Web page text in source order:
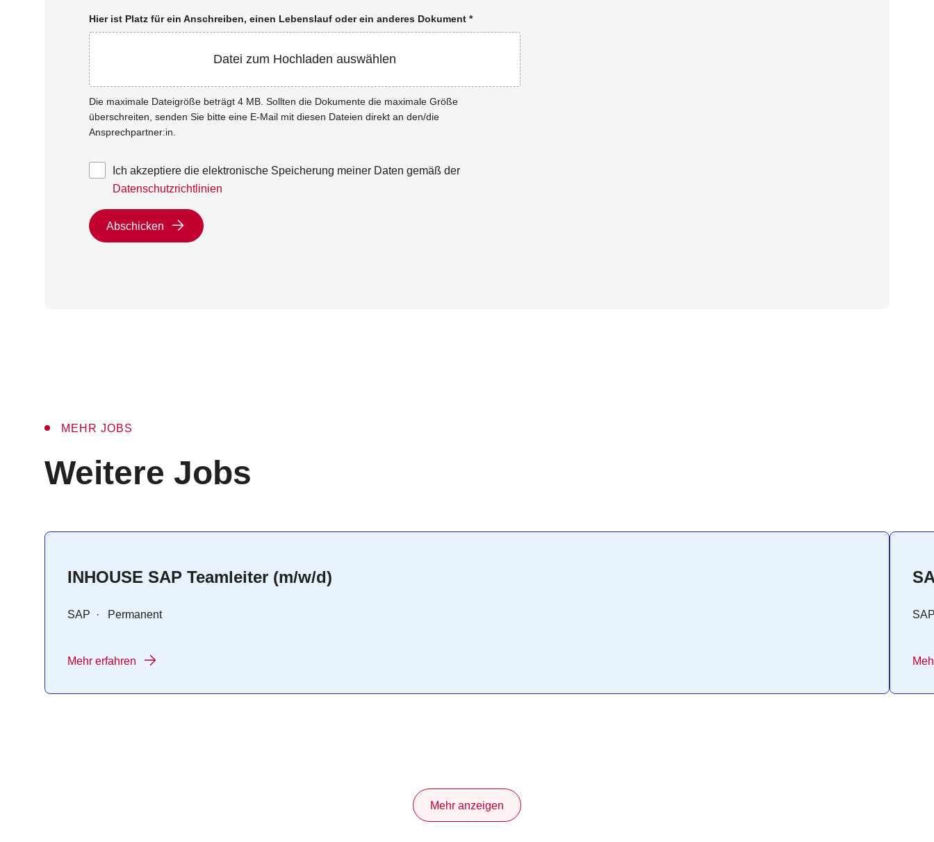
Hier ist Platz für ein Anschreiben, einen Lebenslauf oder ein anderes Dokument *
Datei zum Hochladen auswählen
Die maximale Dateigröße beträgt 4 MB. Sollten die Dokumente die maximale Größe
überschreiten, senden Sie bitte eine E-Mail mit diesen Dateien direkt an den/die
Ansprechpartner:in.
Ich akzeptiere die elektronische Speicherung meiner Daten gemäß der
Datenschutzrichtlinien
Abschicken
MEHR JOBS
:
Weitere Jobs
INHOUSE SAP Teamleiter (m/w/d)
SAP · Permanent
Mehr erfahren
Mehr anzeigen